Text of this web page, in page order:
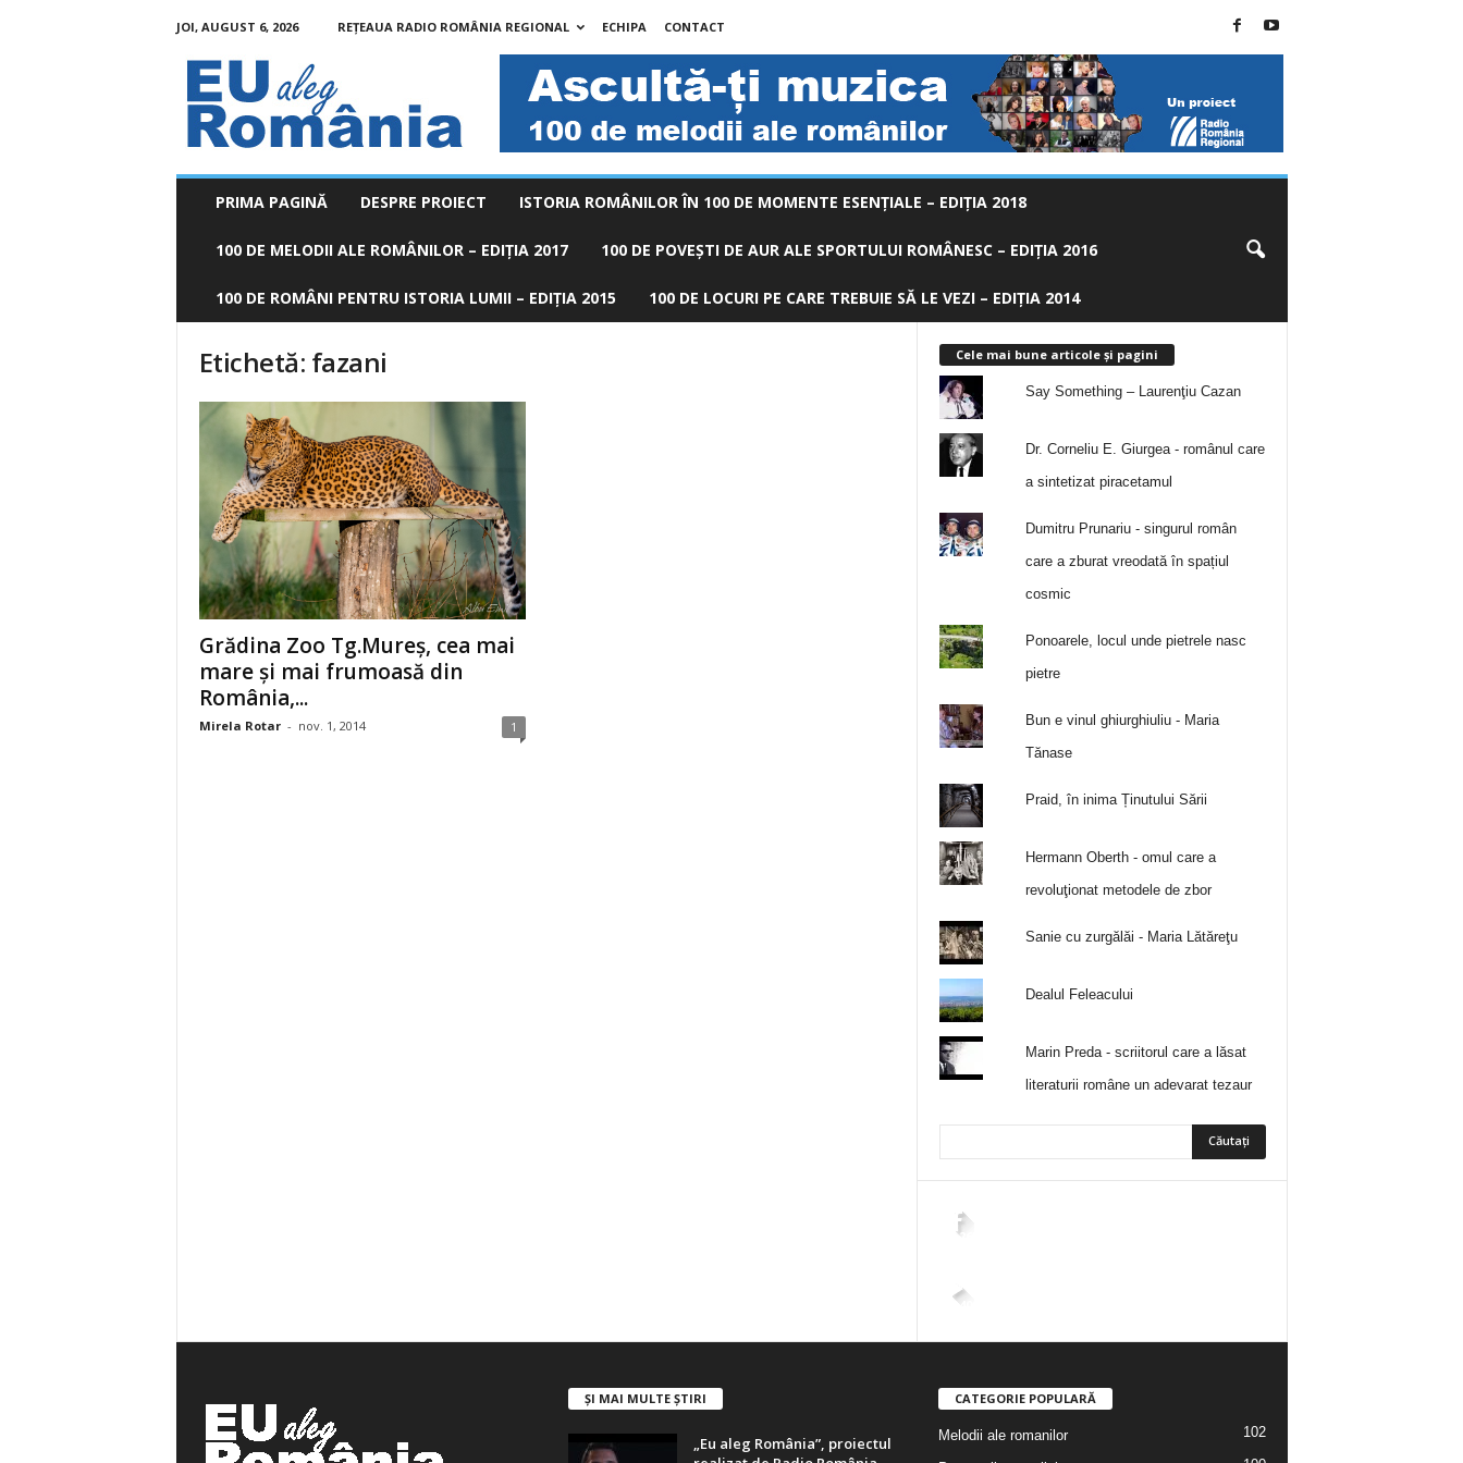
JOI, AUGUST 6, 2026 REȚEAUA RADIO ROMÂNIA REGIONAL ECHIPA
CONTACT
aleg
România
PRIMA PAGINĂ DESPRE PROIECT ISTORIA ROMÂNILOR ÎN 100 DE MOMENTE ESENŢIALE – EDIŢIA 2018
100 DE MELODII ALE ROMÂNILOR – EDIȚIA 2017 100 DE POVEŞTI DE AUR ALE SPORTULUI ROMÂNESC – EDIȚIA 2016
100 DE ROMÂNI PENTRU ISTORIA LUMII – EDIȚIA 2015 100 DE LOCURI PE CARE TREBUIE SĂ LE VEZI – EDIȚIA 2014
Etichetă: fazani
Grădina Zoo Tg.Mureș, cea mai
mare și mai frumoasă din
România,...
Mirela Rotar - nov. 1, 2014 1
Cele mai bune articole și pagini
Say Something – Laurenţiu Cazan
Dr. Corneliu E. Giurgea - românul care
a sintetizat piracetamul
Dumitru Prunariu - singurul român
care a zburat vreodată în spațiul
cosmic
Ponoarele, locul unde pietrele nasc
pietre
Bun e vinul ghiurghiuliu - Maria
Tănase
Praid, în inima Ținutului Sării
Hermann Oberth - omul care a
revoluţionat metodele de zbor
Sanie cu zurgălăi - Maria Lătăreţu
Dealul Feleacului
Marin Preda - scriitorul care a lăsat
literaturii române un adevarat tezaur
2,265
4,400
ȘI MAI MULTE ȘTIRI
„Eu aleg România”, proiectul
CATEGORIE POPULARĂ
Melodii ale romanilor 102